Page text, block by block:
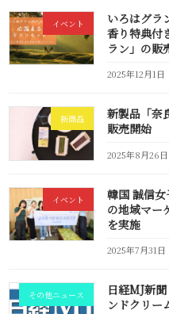
イベント
いろはグラ
香り特典付
ラン」の販
2025年12月1日
新商品
新製品「奈
販売開始
2025年8月26日
イベント
韓国 誠信
の地域マー
を実施
2025年7月31日
その他ニュース
日経MJ新
ンドクリー